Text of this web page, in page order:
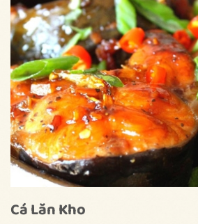
Cá Lăn Kho